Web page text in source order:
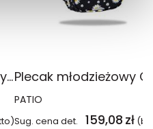
Biel. Kolory zła. Tom 3 wyd. 2025
PATIO
Sug. cena det. 159,08 zł